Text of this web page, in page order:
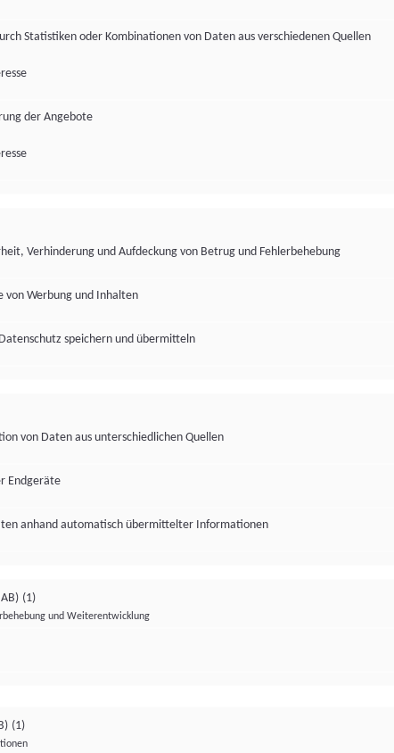
Statistiken oder Kombinationen von Daten aus verschiedenen Quellen
der Angebote
Verhinderung und Aufdeckung von Betrug und Fehlerbehebung
von Werbung und Inhalten
speichern und übermitteln
von Daten aus unterschiedlichen Quellen
Endgeräte
anhand automatisch übermittelter Informationen
(1)
und Weiterentwicklung
(1)